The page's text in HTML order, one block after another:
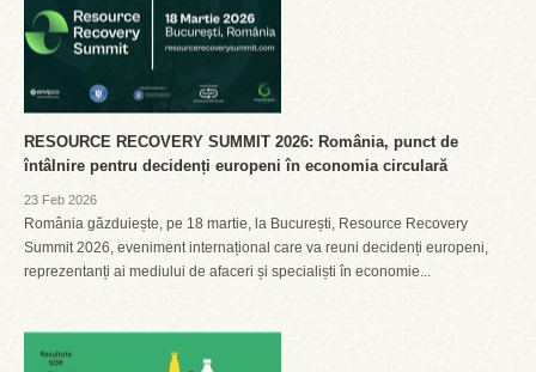
RESOURCE RECOVERY SUMMIT 2026: România, punct de
întâlnire pentru decidenți europeni în economia circulară
23 Feb 2026
România găzduiește, pe 18 martie, la București, Resource Recovery
Summit 2026, eveniment internațional care va reuni decidenți europeni,
reprezentanți ai mediului de afaceri și specialiști în economie...